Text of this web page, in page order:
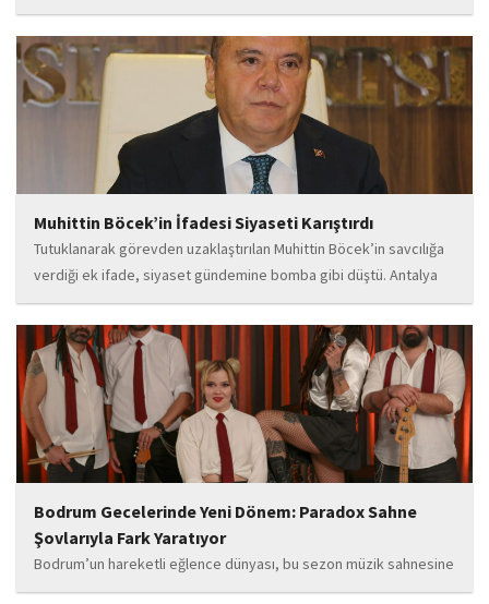
flamenco kültürünün büyüleyici atmosferinden etkilenerek
kendisini bu alana yönlendirdi. Saatler süren disiplinli çalışmalar,
teknik gelişim ve müziğe olan tutkusu, onu kısa...
Muhittin Böcek’in İfadesi Siyaseti Karıştırdı
Tutuklanarak görevden uzaklaştırılan Muhittin Böcek’in savcılığa
verdiği ek ifade, siyaset gündemine bomba gibi düştü. Antalya
Cumhuriyet Savcılığı’na kendi isteğiyle başvurarak ifade verdiği
öğrenilen Böcek’in açıklamalarında, 31 Mart 2024 yerel
seçimleri...
Bodrum Gecelerinde Yeni Dönem: Paradox Sahne
Şovlarıyla Fark Yaratıyor
Bodrum’un hareketli eğlence dünyası, bu sezon müzik sahnesine
iddialı bir giriş yapan “Paradox” ile yeni bir enerji kazanıyor. Güçlü